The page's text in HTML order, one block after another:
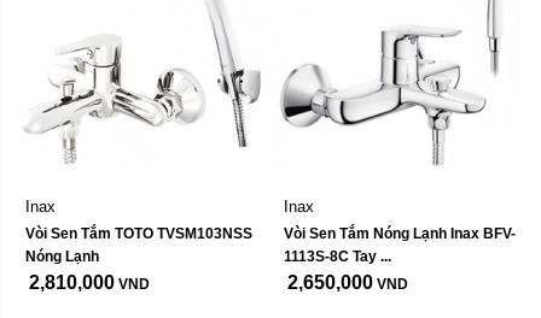
Inax
Vòi Sen Tắm TOTO TVSM103NSS
Nóng Lạnh
2,810,000 VND
Inax
Vòi Sen Tắm Nóng Lạnh Inax BFV-
1113S-8C Tay ...
2,650,000 VND